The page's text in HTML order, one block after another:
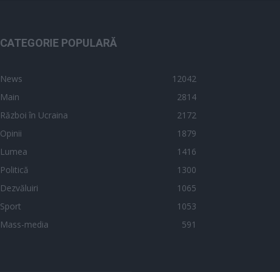
CATEGORIE POPULARĂ
News
12042
Main
2814
Război în Ucraina
2172
Opinii
1879
Lumea
1416
Politică
1300
Dezvăluiri
1065
Sport
1053
Mass-media
591